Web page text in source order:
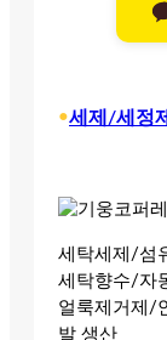
•세제/세정제
세탁세제/섬
세탁향수/자
얼룩제거제/
발 생산